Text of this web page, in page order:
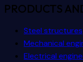
PRODUCTS
Steel structures
Mechanical
Electrical